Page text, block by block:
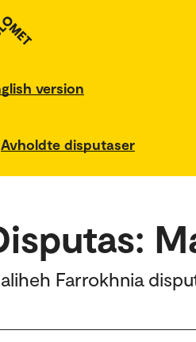
version
Avholdte disputaser
Farrokhnia